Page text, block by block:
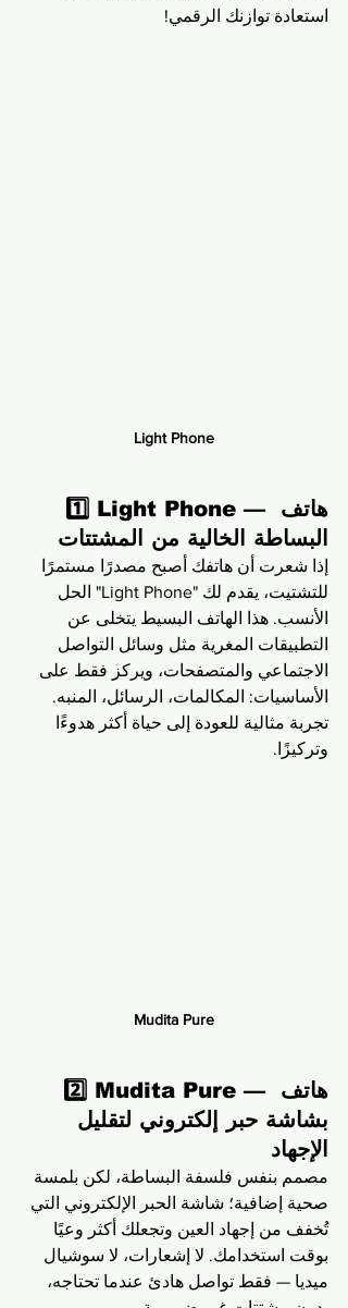
استعادة توازنك الرقمي!
Light Phone
1️⃣ Light Phone — هاتف
البساطة الخالية من المشتتات
إذا شعرت أن هاتفك أصبح مصدرًا مستمرًا
للتشتيت، يقدم لك "Light Phone" الحل
الأنسب. هذا الهاتف البسيط يتخلى عن
التطبيقات المغرية مثل وسائل التواصل
الاجتماعي والمتصفحات، ويركز فقط على
الأساسيات: المكالمات، الرسائل، المنبه.
تجربة مثالية للعودة إلى حياة أكثر هدوءًا
وتركيزًا.
Mudita Pure
2️⃣ Mudita Pure — هاتف
بشاشة حبر إلكتروني لتقليل
الإجهاد
مصمم بنفس فلسفة البساطة، لكن بلمسة
صحية إضافية؛ شاشة الحبر الإلكتروني التي
تُخفف من إجهاد العين وتجعلك أكثر وعيًا
بوقت استخدامك. لا إشعارات، لا سوشيال
ميديا — فقط تواصل هادئ عندما تحتاجه،